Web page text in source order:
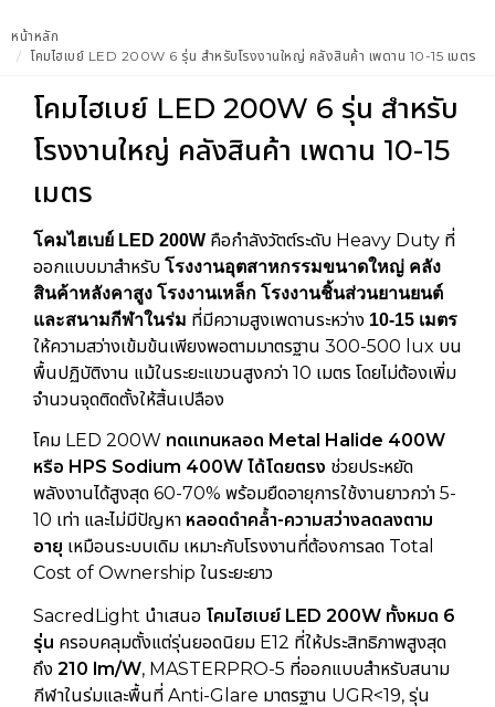
หน้าหลัก
โคมไฮเบย์ LED 200W 6 รุ่น สำหรับโรงงานใหญ่ คลังสินค้า เพดาน 10-15 เมตร
โคมไฮเบย์ LED 200W 6 รุ่น สำหรับ
โรงงานใหญ่ คลังสินค้า เพดาน 10-15
เมตร
โคมไฮเบย์ LED 200W คือกำลังวัตต์ระดับ Heavy Duty ที่
ออกแบบมาสำหรับ โรงงานอุตสาหกรรมขนาดใหญ่ คลัง
สินค้าหลังคาสูง โรงงานเหล็ก โรงงานชิ้นส่วนยานยนต์
และสนามกีฬาในร่ม ที่มีความสูงเพดานระหว่าง 10-15 เมตร
ให้ความสว่างเข้มข้นเพียงพอตามมาตรฐาน 300-500 lux บน
พื้นปฏิบัติงาน แม้ในระยะแขวนสูงกว่า 10 เมตร โดยไม่ต้องเพิ่ม
จำนวนจุดติดตั้งให้สิ้นเปลือง
โคม LED 200W ทดแทนหลอด Metal Halide 400W
หรือ HPS Sodium 400W ได้โดยตรง ช่วยประหยัด
พลังงานได้สูงสุด 60-70% พร้อมยืดอายุการใช้งานยาวกว่า 5-
10 เท่า และไม่มีปัญหา หลอดดำคล้ำ-ความสว่างลดลงตาม
อายุ เหมือนระบบเดิม เหมาะกับโรงงานที่ต้องการลด Total
Cost of Ownership ในระยะยาว
SacredLight นำเสนอ โคมไฮเบย์ LED 200W ทั้งหมด 6
รุ่น ครอบคลุมตั้งแต่รุ่นยอดนิยม E12 ที่ให้ประสิทธิภาพสูงสุด
ถึง 210 lm/W, MASTERPRO-5 ที่ออกแบบสำหรับสนาม
กีฬาในร่มและพื้นที่ Anti-Glare มาตรฐาน UGR<19, รุ่น